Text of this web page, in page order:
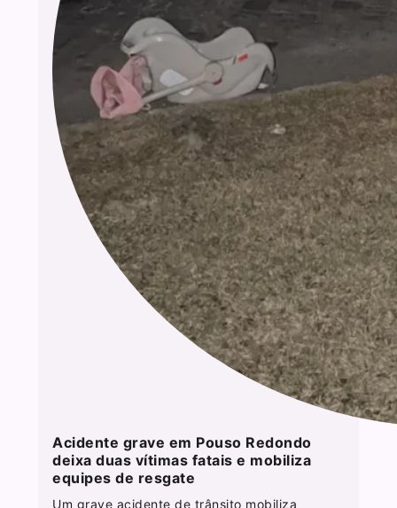
Acidente grave em Pouso Redondo
deixa duas vítimas fatais e mobiliza
equipes de resgate
Um grave acidente de trânsito mobiliza